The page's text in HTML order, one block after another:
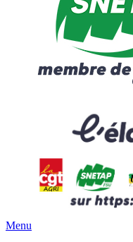
Menu